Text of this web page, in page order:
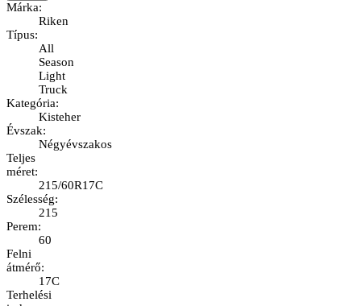
Márka:
Riken
Típus:
All
Season
Light
Truck
Kategória:
Kisteher
Évszak:
Négyévszakos
Teljes
méret:
215/60R17C
Szélesség:
215
Perem:
60
Felni
átmérő:
17C
Terhelési